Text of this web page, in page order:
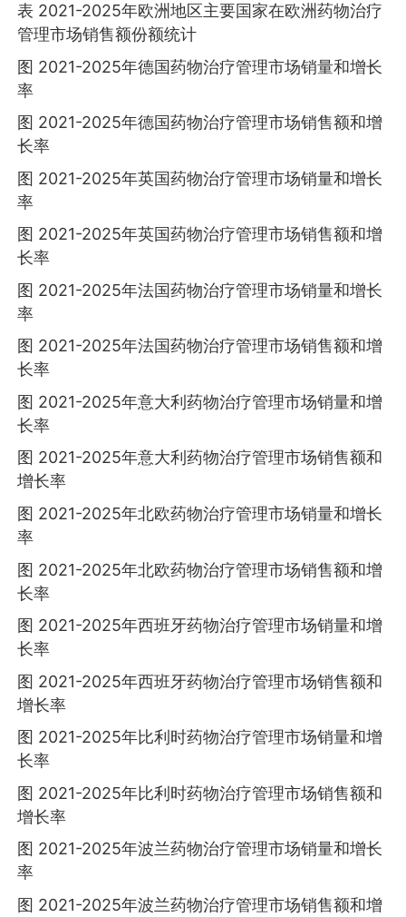
表 2021-2025年欧洲地区主要国家在欧洲药物治疗
管理市场销售额份额统计
图 2021-2025年德国药物治疗管理市场销量和增长
率
图 2021-2025年德国药物治疗管理市场销售额和增
长率
图 2021-2025年英国药物治疗管理市场销量和增长
率
图 2021-2025年英国药物治疗管理市场销售额和增
长率
图 2021-2025年法国药物治疗管理市场销量和增长
率
图 2021-2025年法国药物治疗管理市场销售额和增
长率
图 2021-2025年意大利药物治疗管理市场销量和增
长率
图 2021-2025年意大利药物治疗管理市场销售额和
增长率
图 2021-2025年北欧药物治疗管理市场销量和增长
率
图 2021-2025年北欧药物治疗管理市场销售额和增
长率
图 2021-2025年西班牙药物治疗管理市场销量和增
长率
图 2021-2025年西班牙药物治疗管理市场销售额和
增长率
图 2021-2025年比利时药物治疗管理市场销量和增
长率
图 2021-2025年比利时药物治疗管理市场销售额和
增长率
图 2021-2025年波兰药物治疗管理市场销量和增长
率
图 2021-2025年波兰药物治疗管理市场销售额和增